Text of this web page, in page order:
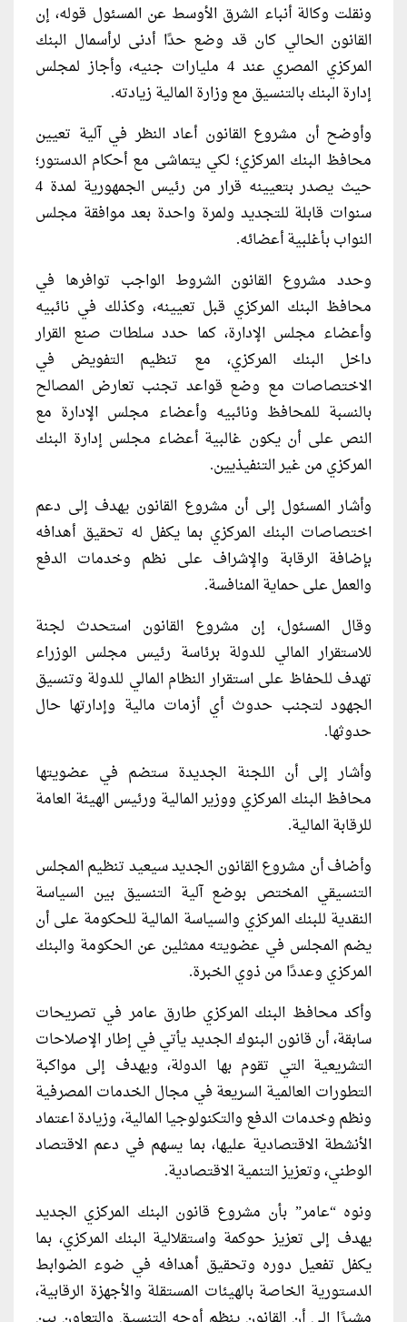
ونقلت وكالة أنباء الشرق الأوسط عن المسئول قوله، إن
القانون الحالي كان قد وضع حدًا أدنى لرأسمال البنك
المركزي المصري عند 4 مليارات جنيه، وأجاز لمجلس
إدارة البنك بالتنسيق مع وزارة المالية زيادته.
وأوضح أن مشروع القانون أعاد النظر في آلية تعيين
محافظ البنك المركزي؛ لكي يتماشى مع أحكام الدستور؛
حيث يصدر بتعيينه قرار من رئيس الجمهورية لمدة 4
سنوات قابلة للتجديد ولمرة واحدة بعد موافقة مجلس
النواب بأغلبية أعضائه.
وحدد مشروع القانون الشروط الواجب توافرها في
محافظ البنك المركزي قبل تعيينه، وكذلك في نائبيه
وأعضاء مجلس الإدارة، كما حدد سلطات صنع القرار
داخل البنك المركزي، مع تنظيم التفويض في
الاختصاصات مع وضع قواعد تجنب تعارض المصالح
بالنسبة للمحافظ ونائبيه وأعضاء مجلس الإدارة مع
النص على أن يكون غالبية أعضاء مجلس إدارة البنك
المركزي من غير التنفيذيين.
وأشار المسئول إلى أن مشروع القانون يهدف إلى دعم
اختصاصات البنك المركزي بما يكفل له تحقيق أهدافه
بإضافة الرقابة والإشراف على نظم وخدمات الدفع
والعمل على حماية المنافسة.
وقال المسئول، إن مشروع القانون استحدث لجنة
للاستقرار المالي للدولة برئاسة رئيس مجلس الوزراء
تهدف للحفاظ على استقرار النظام المالي للدولة وتنسيق
الجهود لتجنب حدوث أي أزمات مالية وإدارتها حال
حدوثها.
وأشار إلى أن اللجنة الجديدة ستضم في عضويتها
محافظ البنك المركزي ووزير المالية ورئيس الهيئة العامة
للرقابة المالية.
وأضاف أن مشروع القانون الجديد سيعيد تنظيم المجلس
التنسيقي المختص بوضع آلية التنسيق بين السياسة
النقدية للبنك المركزي والسياسة المالية للحكومة على أن
يضم المجلس في عضويته ممثلين عن الحكومة والبنك
المركزي وعددًا من ذوي الخبرة.
وأكد محافظ البنك المركزي طارق عامر في تصريحات
سابقة، أن قانون البنوك الجديد يأتي في إطار الإصلاحات
التشريعية التي تقوم بها الدولة، ويهدف إلى مواكبة
التطورات العالمية السريعة في مجال الخدمات المصرفية
ونظم وخدمات الدفع والتكنولوجيا المالية، وزيادة اعتماد
الأنشطة الاقتصادية عليها، بما يسهم في دعم الاقتصاد
الوطني، وتعزيز التنمية الاقتصادية.
ونوه “عامر” بأن مشروع قانون البنك المركزي الجديد
يهدف إلى تعزيز حوكمة واستقلالية البنك المركزي، بما
يكفل تفعيل دوره وتحقيق أهدافه في ضوء الضوابط
الدستورية الخاصة بالهيئات المستقلة والأجهزة الرقابية،